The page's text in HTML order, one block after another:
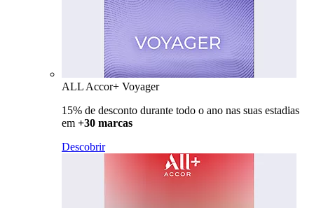
ALL Accor+ Voyager
15% de desconto durante todo o ano nas suas estadias
em +30 marcas
Descobrir